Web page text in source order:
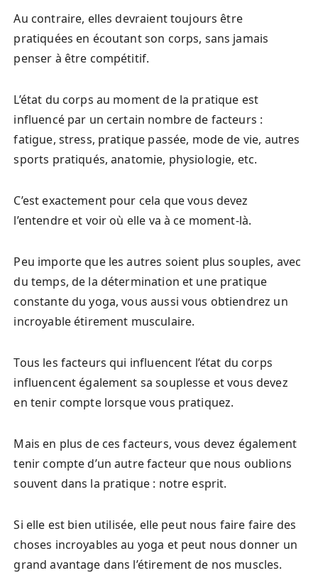
Au contraire, elles devraient toujours être
pratiquées en écoutant son corps, sans jamais
penser à être compétitif.
L’état du corps au moment de la pratique est
influencé par un certain nombre de facteurs :
fatigue, stress, pratique passée, mode de vie, autres
sports pratiqués, anatomie, physiologie, etc.
C’est exactement pour cela que vous devez
l’entendre et voir où elle va à ce moment-là.
Peu importe que les autres soient plus souples, avec
du temps, de la détermination et une pratique
constante du yoga, vous aussi vous obtiendrez un
incroyable étirement musculaire.
Tous les facteurs qui influencent l’état du corps
influencent également sa souplesse et vous devez
en tenir compte lorsque vous pratiquez.
Mais en plus de ces facteurs, vous devez également
tenir compte d’un autre facteur que nous oublions
souvent dans la pratique : notre esprit.
Si elle est bien utilisée, elle peut nous faire faire des
choses incroyables au yoga et peut nous donner un
grand avantage dans l’étirement de nos muscles.